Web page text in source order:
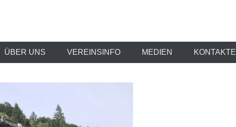
ÜBER UNS VEREINSINFO MEDIEN KONTAKTE